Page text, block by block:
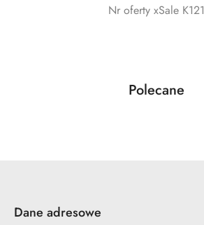
Nr oferty xSale K121
Pomiń karuzelę produktów
Produkty
Polecane
Dane adresowe